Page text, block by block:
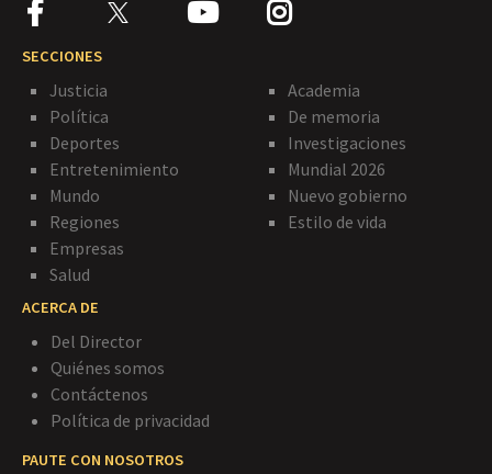
SECCIONES
Justicia
Política
Deportes
Entretenimiento
Mundo
Regiones
Empresas
Salud
Academia
De memoria
Investigaciones
Mundial 2026
Nuevo gobierno
Estilo de vida
ACERCA DE
Del Director
Quiénes somos
Contáctenos
Política de privacidad
PAUTE CON NOSOTROS